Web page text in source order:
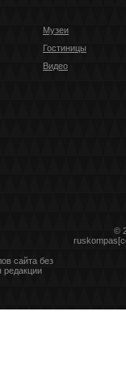
Музеи
Гостиницы
Видео
©
сайта без
редакции